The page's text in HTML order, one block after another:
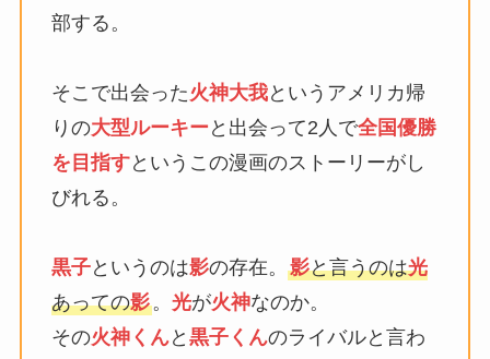
部する。
そこで出会った火神大我というアメリカ帰
りの大型ルーキー と出会って2人で全国優勝
を目指すというこの漫画のストーリーがし
びれる。
黒子というのは影の存在。 影と言うのは光
あっての影。 光が火神なのか。
その火神くんと 黒子くんのライバルと言わ